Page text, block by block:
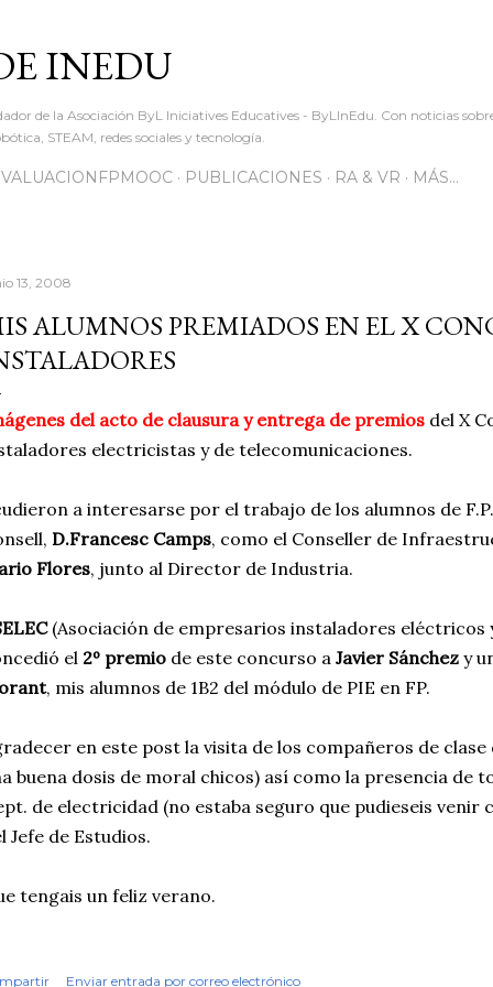
INEDU
de la Asociación ByL Iniciatives Educatives - ByLInEdu. Con noticias
STEAM, redes sociales y tecnología.
PUBLICACIONES RA & VR MÁS…
13, 2008
ALUMNOS PREMIADOS EN EL X
del acto de clausura y entrega de premios del X
electricistas y de telecomunicaciones.
a interesarse por el trabajo de los alumnos de
D.Francesc Camps, como el Conseller de
Flores, junto al Director de Industria.
(Asociación de empresarios instaladores eléctricos
el 2º premio de este concurso a Javier Sánchez y
, mis alumnos de 1B2 del módulo de PIE en FP.
en este post la visita de los compañeros de clase
buena dosis de moral chicos) así como la presencia de
de electricidad (no estaba seguro que pudieseis venir
Jefe de Estudios.
tengais un feliz verano.
Enviar entrada por correo electrónico